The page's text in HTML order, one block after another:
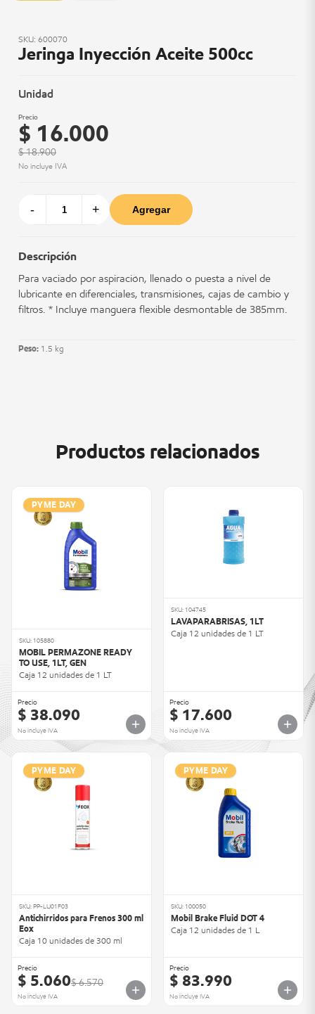
SKU: 600070
Jeringa Inyección Aceite 500cc
Unidad
Precio
$ 16.000
$ 18.900
No incluye IVA
- + Agregar
Descripción
Para vaciado por aspiración, llenado o puesta a nivel de
lubricante en diferenciales, transmisiones, cajas de cambio y
filtros. * Incluye manguera flexible desmontable de 385mm.
Peso: 1.5 kg
Productos relacionados
PYME DAY
SKU: 105880
MOBIL PERMAZONE READY
TO USE, 1LT, GEN
Caja 12 unidades de 1 LT
Precio
$ 38.090
No incluye IVA
SKU: 104745
LAVAPARABRISAS, 1LT
Caja 12 unidades de 1 LT
Precio
$ 17.600
No incluye IVA
PYME DAY
SKU: PP-LU01F03
Antichirridos para Frenos 300 ml
Eox
Caja 10 unidades de 300 ml
Precio
$ 5.060$ 6.570
No incluye IVA
PYME DAY
SKU: 100050
Mobil Brake Fluid DOT 4
Caja 12 unidades de 1 L
Precio
$ 83.990
No incluye IVA